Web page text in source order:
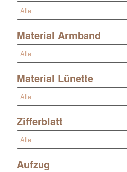
Material Armband
Material Lünette
Zifferblatt
Aufzug